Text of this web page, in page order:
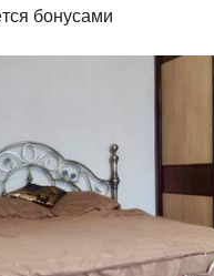
бонусами